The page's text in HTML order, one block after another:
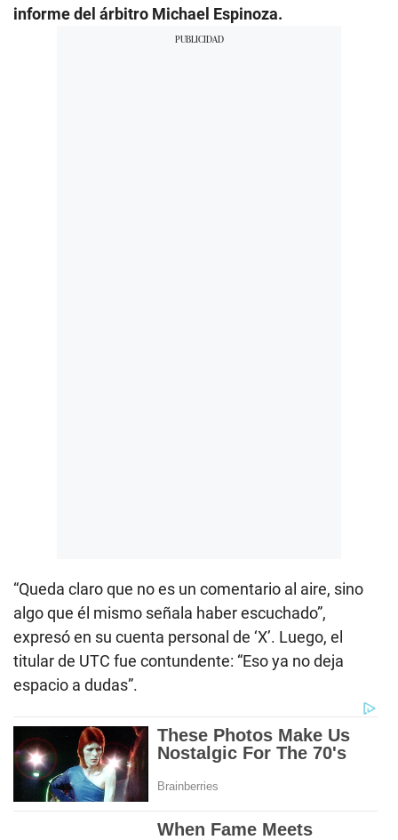
informe del árbitro Michael Espinoza.
“Queda claro que no es un comentario al aire, sino
algo que él mismo señala haber escuchado”,
expresó en su cuenta personal de ‘X’. Luego, el
titular de UTC fue contundente: “Eso ya no deja
espacio a dudas”.